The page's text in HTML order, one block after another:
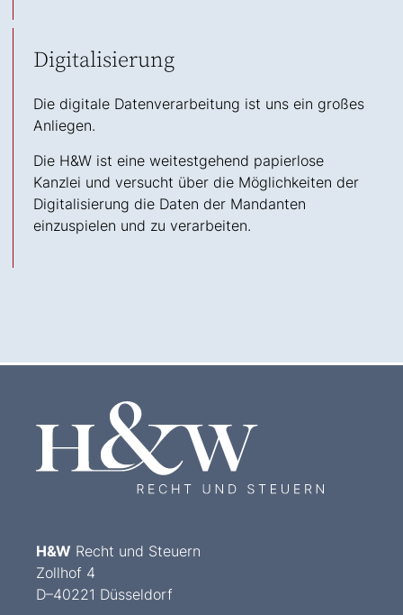
Digitalisierung
Die digitale Datenverarbeitung ist uns ein großes
Anliegen.
Die H&W ist eine weitestgehend papierlose
Kanzlei und versucht über die Möglichkeiten der
Digitalisierung die Daten der Mandanten
einzuspielen und zu verarbeiten.
H&W Recht und Steuern
Zollhof 4
D–40221 Düsseldorf